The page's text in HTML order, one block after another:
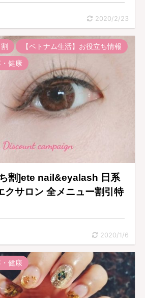
2020/2/23
【ベトナム生活】お役立ち情報
・健康
ち割]ete nail&eyalash 日系
クサロン 全メニュー割引特
2020/1/6
・健康